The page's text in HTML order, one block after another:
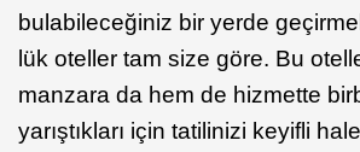
bulabileceğiniz bir yerde
lük oteller tam size göre. Bu
manzara da hem de hizmette
yarıştıkları için tatilinizi keyifli